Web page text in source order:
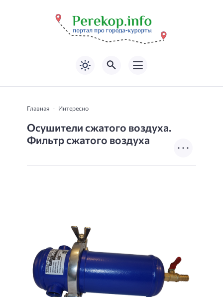
Главная Интересно
Осушители сжатого воздуха.
Фильтр сжатого воздуха